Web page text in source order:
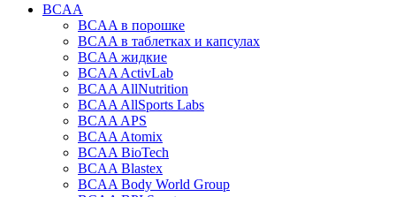
BCAA
BCAA в порошке
BCAA в таблетках и капсулах
BCAA жидкие
BCAA ActivLab
BCAA AllNutrition
BCAA AllSports Labs
BCAA APS
BCAA Atomix
BCAA BioTech
BCAA Blastex
BCAA Body World Group